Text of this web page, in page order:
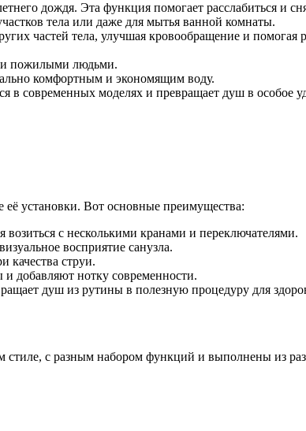
дождя. Эта функция помогает расслабиться и
тела или даже для мытья ванной комнаты.
частей тела, улучшая кровообращение и помогая
пожилыми людьми.
комфортным и экономящим воду.
в современных моделях и превращает душ в особое
установки. Вот основные преимущества:
с несколькими кранами и переключателями.
восприятие санузла.
качества струи.
добавляют нотку современности.
душ из рутины в полезную процедуру для
с разным набором функций и выполнены из